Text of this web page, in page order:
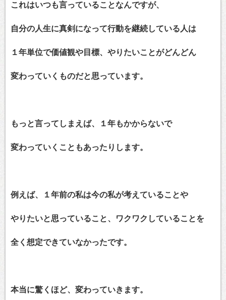
これはいつも言っていることなんですが、
自分の人生に真剣になって行動を継続している人は
１年単位で価値観や目標、やりたいことがどんどん
変わっていくものだと思っています。
もっと言ってしまえば、１年もかからないで
変わっていくこともあったりします。
例えば、１年前の私は今の私が考えていることや
やりたいと思っていること、ワクワクしていることを
全く想定できていなかったです。
本当に驚くほど、変わっていきます。